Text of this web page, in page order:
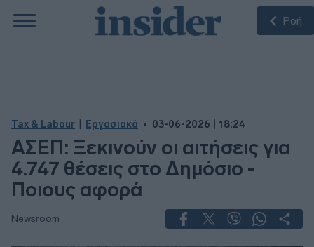
Ροή
Tax & Labour Εργασιακά 03-06-2026 | 18:24
ΑΣΕΠ: Ξεκινούν οι αιτήσεις για
4.747 θέσεις στο Δημόσιο -
Ποιους αφορά
Newsroom